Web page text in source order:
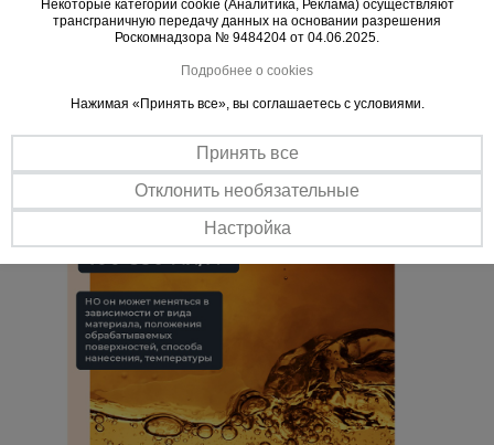
Без дефектов
Применение Эмульсола ЭКС-А не вызывает появления дефектов
Защита поверхностей
Обладает высокой степенью адгезии к металлу. Препятствует
образованию коррозии на стальной опалубке, продлевая ее срок
Некоторые категории cookie (Аналитика, Реклама) осуществляют
трансграничную передачу данных на основании разрешения
Роскомнадзора № 9484204 от 04.06.2025.
Подробнее о cookies
Нажимая «Принять все», вы соглашаетесь с условиями.
Принять все
Отклонить необязательные
Настройка